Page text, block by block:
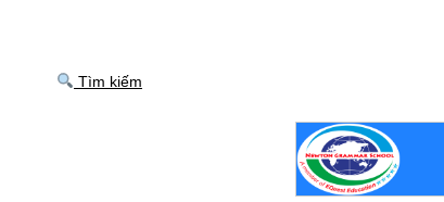
Tìm kiếm